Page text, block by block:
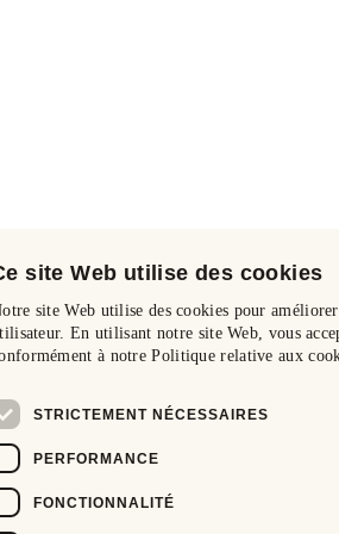
site Web utilise des cookies
site Web utilise des cookies pour
En utilisant notre site Web, vous
à notre Politique relative aux
STRICTEMENT NÉCESSAIRES
PERFORMANCE
FONCTIONNALITÉ